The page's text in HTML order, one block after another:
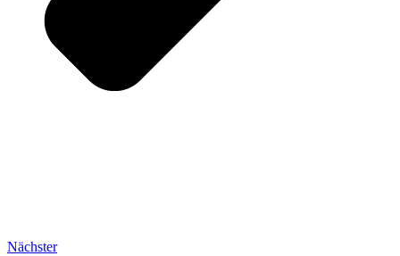
Nächster